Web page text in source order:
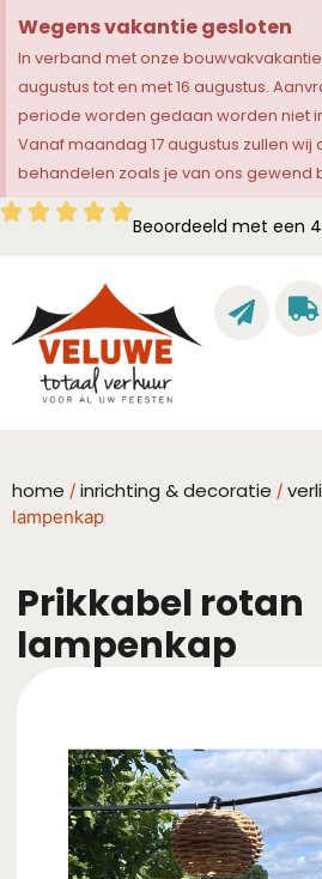
Wegens vakantie gesloten
In verband met onze
augustus tot en met 16 augustus.
periode worden gedaan worden niet
Vanaf maandag 17 augustus zullen
behandelen zoals je van ons gewend
Beoordeeld met een
home / inrichting & decoratie /
lampenkap
Prikkabel rotan
lampenkap